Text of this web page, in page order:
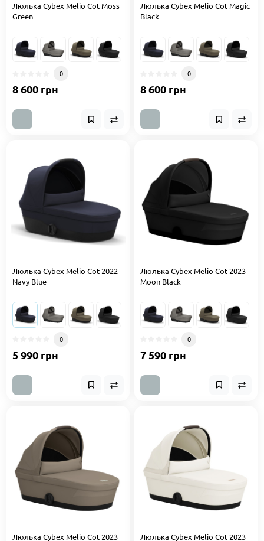
Люлька Cybex Melio Cot Moss
Green
0
8 600 грн
Люлька Cybex Melio Cot Magic
Black
0
8 600 грн
Люлька Cybex Melio Cot 2022
Navy Blue
0
5 990 грн
Люлька Cybex Melio Cot 2023
Moon Black
0
7 590 грн
Люлька Cybex Melio Cot 2023 Люлька Cybex Melio Cot 2023